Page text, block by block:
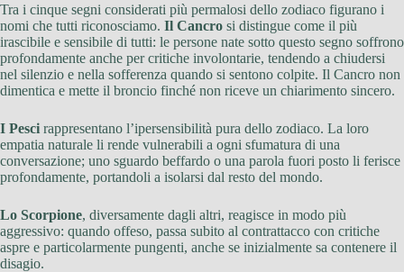
Tra i cinque segni considerati più permalosi dello zodiaco figurano i
nomi che tutti riconosciamo. Il Cancro si distingue come il più
irascibile e sensibile di tutti: le persone nate sotto questo segno soffrono
profondamente anche per critiche involontarie, tendendo a chiudersi
nel silenzio e nella sofferenza quando si sentono colpite. Il Cancro non
dimentica e mette il broncio finché non riceve un chiarimento sincero.
I Pesci rappresentano l’ipersensibilità pura dello zodiaco. La loro
empatia naturale li rende vulnerabili a ogni sfumatura di una
conversazione; uno sguardo beffardo o una parola fuori posto li ferisce
profondamente, portandoli a isolarsi dal resto del mondo.
Lo Scorpione, diversamente dagli altri, reagisce in modo più
aggressivo: quando offeso, passa subito al contrattacco con critiche
aspre e particolarmente pungenti, anche se inizialmente sa contenere il
disagio.